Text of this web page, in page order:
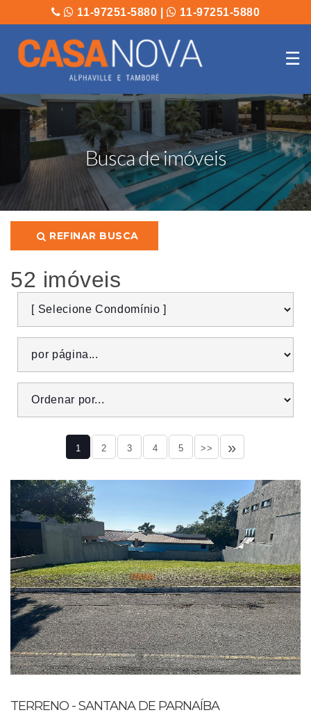
11-97251-5880 11-97251-5880
☰
Busca de imóveis
REFINAR BUSCA
52 imóveis
1 2 3 4 5 >> »
TERRENO - SANTANA DE PARNAÍBA